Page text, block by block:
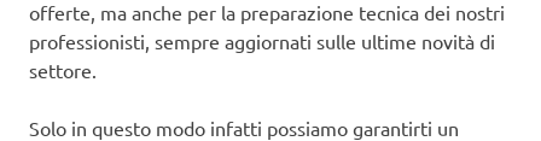
offerte, ma anche per la preparazione tecnica dei nostri
professionisti, sempre aggiornati sulle ultime novità di
settore.
Solo in questo modo infatti possiamo garantirti un